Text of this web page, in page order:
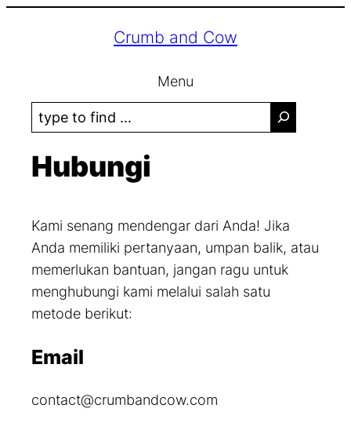
Crumb and Cow
Menu
S
e
a
r
h
Hubungi
Kami senang mendengar dari Anda! Jika
Anda memiliki pertanyaan, umpan balik, atau
memerlukan bantuan, jangan ragu untuk
menghubungi kami melalui salah satu
metode berikut:
Email
contact@crumbandcow.com